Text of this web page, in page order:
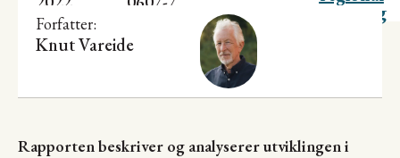
utvikling
Forfatter:
Knut Vareide
Rapporten beskriver og analyserer utviklingen i